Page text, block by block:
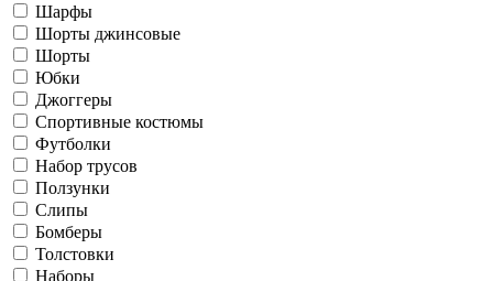
Шарфы
Шорты джинсовые
Шорты
Юбки
Джоггеры
Спортивные костюмы
Футболки
Набор трусов
Ползунки
Слипы
Бомберы
Толстовки
Наборы